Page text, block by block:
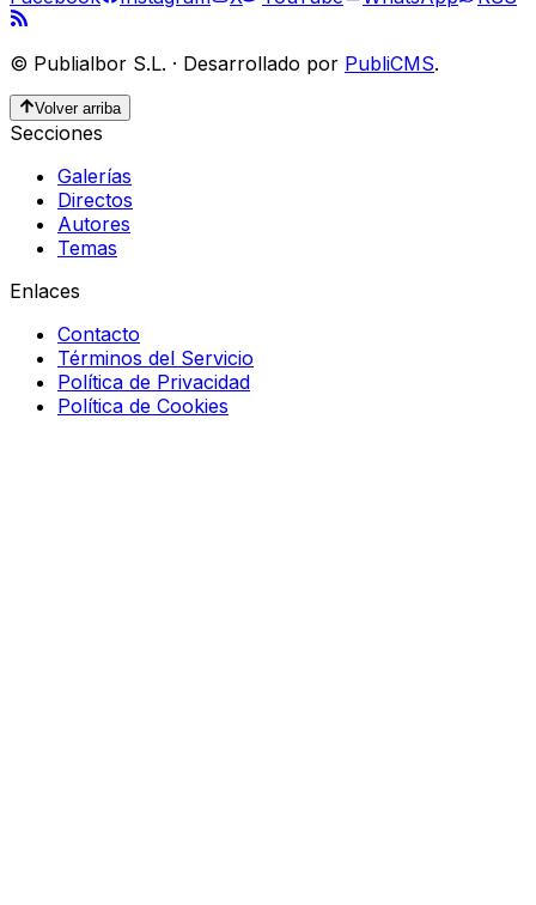
© Publialbor S.L. · Desarrollado por PubliCMS.
Volver arriba
Secciones
Galerías
Directos
Autores
Temas
Enlaces
Contacto
Términos del Servicio
Política de Privacidad
Política de Cookies